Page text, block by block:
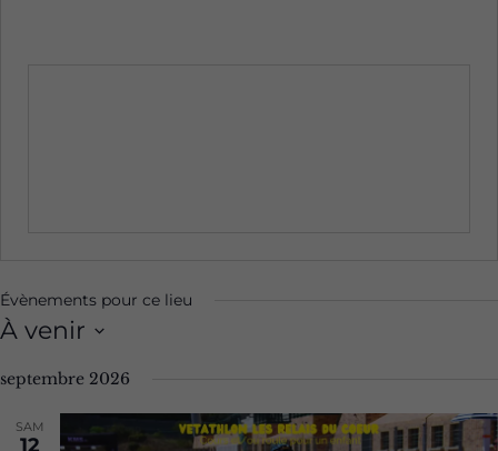
Évènements pour ce lieu
À venir
une
date.
septembre 2026
SAM
12